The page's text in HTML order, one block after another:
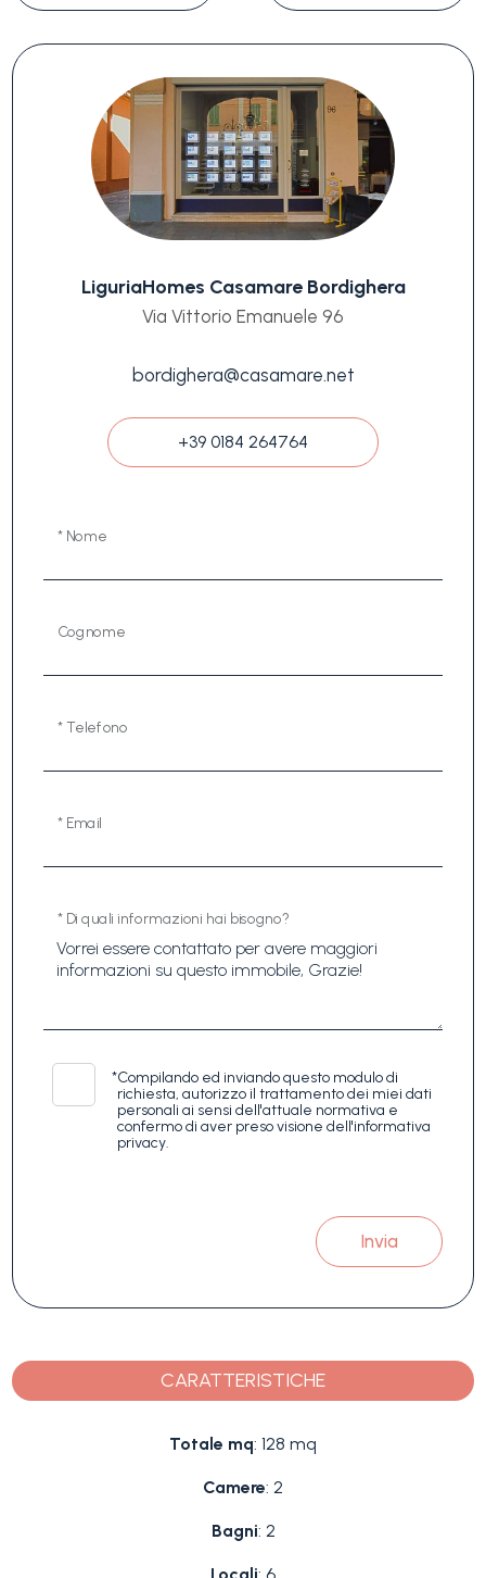
LiguriaHomes Casamare Bordighera
Via Vittorio Emanuele 96
bordighera@casamare.net
+39 0184 264764
* Nome
Cognome
* Telefono
* Email
* Di quali informazioni hai bisogno?
*Compilando ed inviando questo modulo di
richiesta, autorizzo il trattamento dei miei dati
personali ai sensi dell'attuale normativa e
confermo di aver preso visione dell'informativa
privacy.
Invia
CARATTERISTICHE
Totale mq: 128 mq
Camere: 2
Bagni: 2